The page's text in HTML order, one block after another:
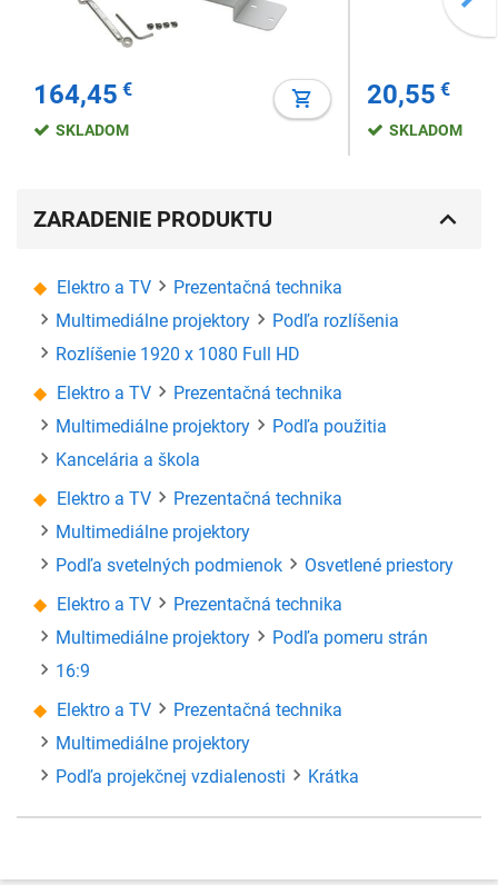
164,45 €
SKLADOM
20,55 €
SKLADOM
ZARADENIE PRODUKTU
Elektro a TV
Prezentačná technika
Multimediálne projektory
Podľa rozlíšenia
Rozlíšenie 1920 x 1080 Full HD
Elektro a TV
Prezentačná technika
Multimediálne projektory
Podľa použitia
Kancelária a škola
Elektro a TV
Prezentačná technika
Multimediálne projektory
Podľa svetelných podmienok
Osvetlené priestory
Elektro a TV
Prezentačná technika
Multimediálne projektory
Podľa pomeru strán
16:9
Elektro a TV
Prezentačná technika
Multimediálne projektory
Podľa projekčnej vzdialenosti
Krátka